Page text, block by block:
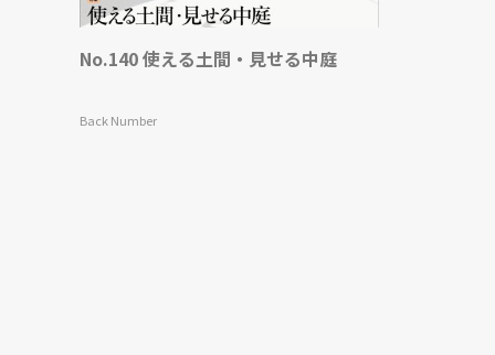
No.140 使える土間・見せる中庭
Back Number